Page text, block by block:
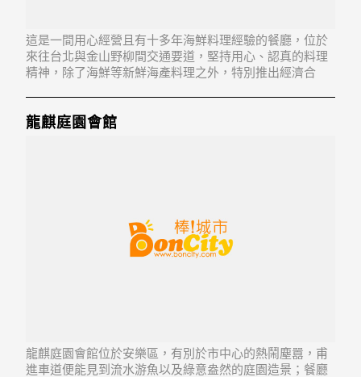
這是一間用心經營且有十多年海鮮料理經驗的餐廳，位於
來往台北與金山野柳間交通要道，堅持用心、認真的料理
精神，除了海鮮等新鮮海產料理之外，特別推出經濟合
龍麒庭園會館
龍麒庭園會館位於安樂區，有別於市中心的熱鬧塵囂，甫
進車道便能見到流水游魚以及綠意盎然的庭園造景；餐廳